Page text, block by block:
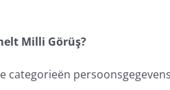
Milli Görüş?
categorieën